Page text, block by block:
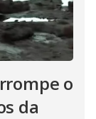
o
da